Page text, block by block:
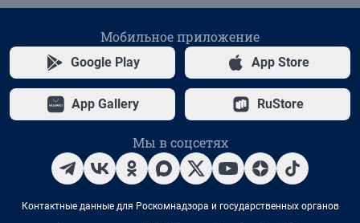
Мобильное приложение
Google Play App Store
App Gallery RuStore
Мы в соцсетях
Контактные данные для Роскомнадзора и государственных органов